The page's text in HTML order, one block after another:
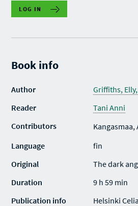
LOG IN
Book info
Author
Griffiths,
Reader
Tani Anni
Contributors
Kangasmaa,
Language
fin
Original
The dark
Duration
9 h 59 min
Publication info
Helsinki